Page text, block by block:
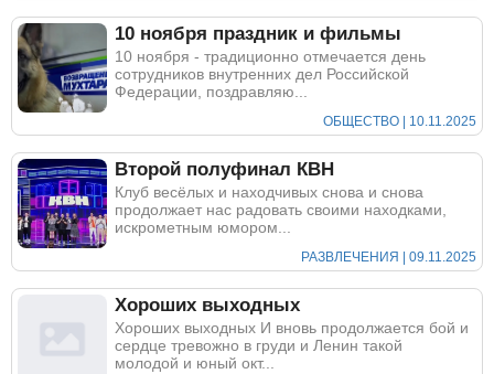
10 ноября праздник и фильмы
10 ноября - традиционно отмечается день
сотрудников внутренних дел Российской
Федерации, поздравляю...
ОБЩЕСТВО | 10.11.2025
Второй полуфинал КВН
Клуб весёлых и находчивых снова и снова
продолжает нас радовать своими находками,
искрометным юмором...
РАЗВЛЕЧЕНИЯ | 09.11.2025
Хороших выходных
Хороших выходных И вновь продолжается бой и
сердце тревожно в груди и Ленин такой
молодой и юный окт...